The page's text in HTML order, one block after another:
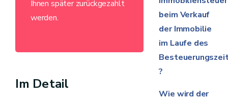
Ihnen später zurückgezahlt
werden.
Im Detail
beim Verkauf
der Immobilie
im Laufe des
?
Wie wird der